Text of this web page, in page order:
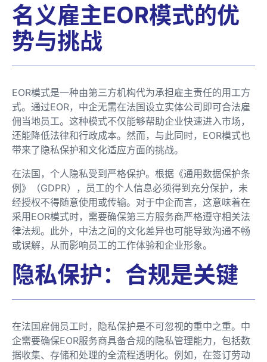
名义雇主EOR模式的优
势与挑战
EOR模式是一种由第三方机构代为承担雇主责任的用工方
式。通过EOR，中企无需在法国设立实体公司即可合法雇
佣当地员工。这种模式不仅能够帮助企业快速进入市场，
还能降低法律和行政成本。然而，与此同时，EOR模式也
带来了隐私保护和文化适应方面的挑战。
在法国，个人隐私受到严格保护。根据《通用数据保护条
例》（GDPR），员工的个人信息必须得到充分保护，未
经授权不得随意使用或传输。对于中企而言，这意味着在
采用EOR模式时，需要确保第三方服务商严格遵守相关法
律法规。此外，中法之间的文化差异也可能导致沟通不畅
或误解，从而影响员工的工作体验和企业形象。
隐私保护：合规是关键
在法国雇佣员工时，隐私保护是不可忽视的重中之重。中
企需要确保EOR服务商具备合规的隐私管理能力，包括数
据收集、存储和处理的全流程透明化。例如，在签订劳动